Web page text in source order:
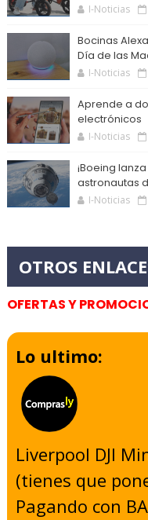
I-Noticias
Bocinas
Día de las
I-Noticias
Aprende a
electrónicos
I-Noticias
¡Boeing
astronautas
I-Noticias
OFERTAS Y
Lo ultimo:
Liverpool DJI
(tienes que
Pagando con